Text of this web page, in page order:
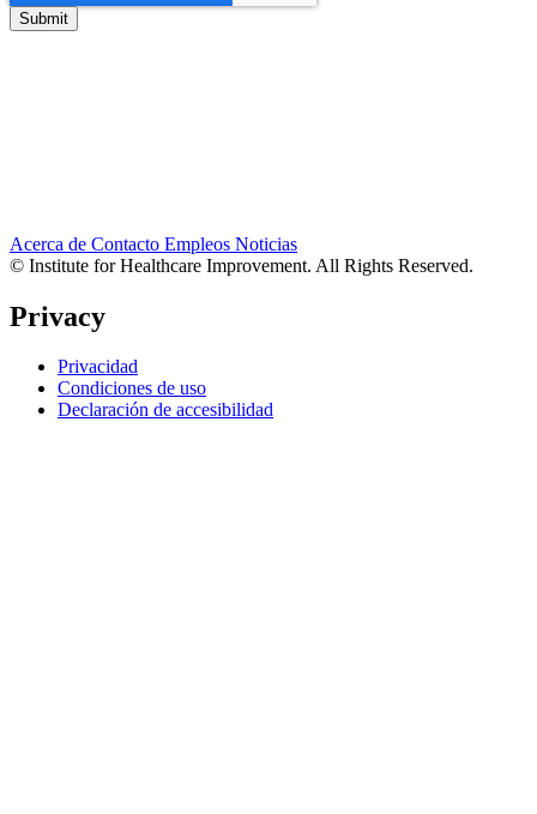
Acerca de Contacto Empleos Noticias
© Institute for Healthcare Improvement. All Rights Reserved.
Privacy
Privacidad
Condiciones de uso
Declaración de accesibilidad